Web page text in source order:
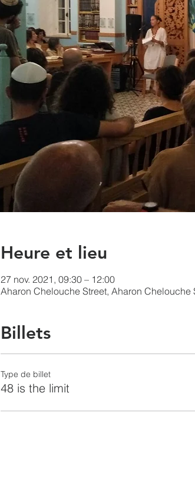
Heure et lieu
27 nov. 2021, 09:30 – 12:00
Aharon Chelouche Street, Aharon Chelouche
Billets
Type de billet
48 is the limit